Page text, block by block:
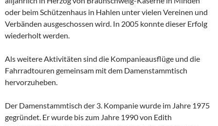
oder beim Schützenhaus in Hahlen unter vielen Vereinen und
Verbänden ausgeschossen wird. In 2005 konnte dieser Erfolg
wiederholt werden.
Als weitere Aktivitäten sind die Kompanieausflüge und die
Fahrradtouren gemeinsam mit dem Damenstammtisch
hervorzuheben.
Der Damenstammtisch der 3. Kompanie wurde im Jahre 1975
gegründet. Er wurde bis zum Jahre 1990 von Edith